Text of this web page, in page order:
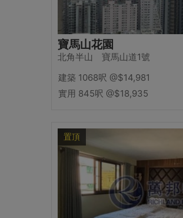
寶馬山花園
北角半山 寶馬山道1號
建築 1068呎 @$14,981
實用 845呎 @$18,935
置頂